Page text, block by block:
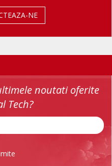
NE
noutati oferite
Tech?